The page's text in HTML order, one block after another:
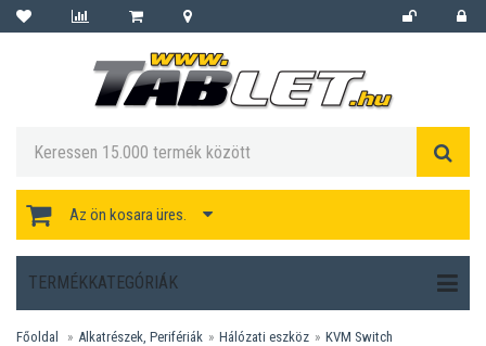
Az ön kosara üres.
TERMÉKKATEGÓRIÁK
Főoldal Alkatrészek, Perifériák Hálózati eszköz KVM Switch